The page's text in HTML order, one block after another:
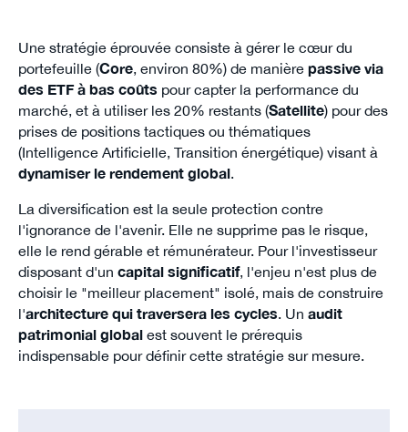
Une stratégie éprouvée consiste à gérer le cœur du
portefeuille (Core, environ 80%) de manière passive via
des ETF à bas coûts pour capter la performance du
marché, et à utiliser les 20% restants (Satellite) pour des
prises de positions tactiques ou thématiques
(Intelligence Artificielle, Transition énergétique) visant à
dynamiser le rendement global.
La diversification est la seule protection contre
l'ignorance de l'avenir. Elle ne supprime pas le risque,
elle le rend gérable et rémunérateur. Pour l'investisseur
disposant d'un capital significatif, l'enjeu n'est plus de
choisir le "meilleur placement" isolé, mais de construire
l'architecture qui traversera les cycles. Un audit
patrimonial globalest souvent le prérequis
indispensable pour définir cette stratégie sur mesure.